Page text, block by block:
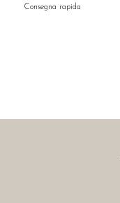
Consegna rapida